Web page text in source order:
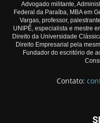
Advogado militante,
Federal da Paraíba, MBA em
Vargas, professor,
UNIPÊ, especialista e mestre
Direito da Universidade
Direito Empresarial pela
Fundador do escritório de
Contato: